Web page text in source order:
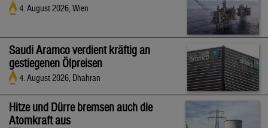
4. August 2026, Wien
Saudi Aramco verdient kräftig an
gestiegenen Ölpreisen
4. August 2026, Dhahran
Hitze und Dürre bremsen auch die
Atomkraft aus